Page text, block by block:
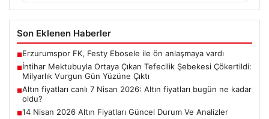
Son Eklenen Haberler
■Erzurumspor FK, Festy Ebosele ile ön anlaşmaya vardı
■İntihar Mektubuyla Ortaya Çıkan Tefecilik Şebekesi Çökertildi:
Milyarlık Vurgun Gün Yüzüne Çıktı
■Altın fiyatları canlı 7 Nisan 2026: Altın fiyatları bugün ne kadar
oldu?
■14 Nisan 2026 Altın Fiyatları Güncel Durum Ve Analizler